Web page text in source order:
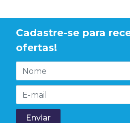
Cadastre-se para
ofertas!